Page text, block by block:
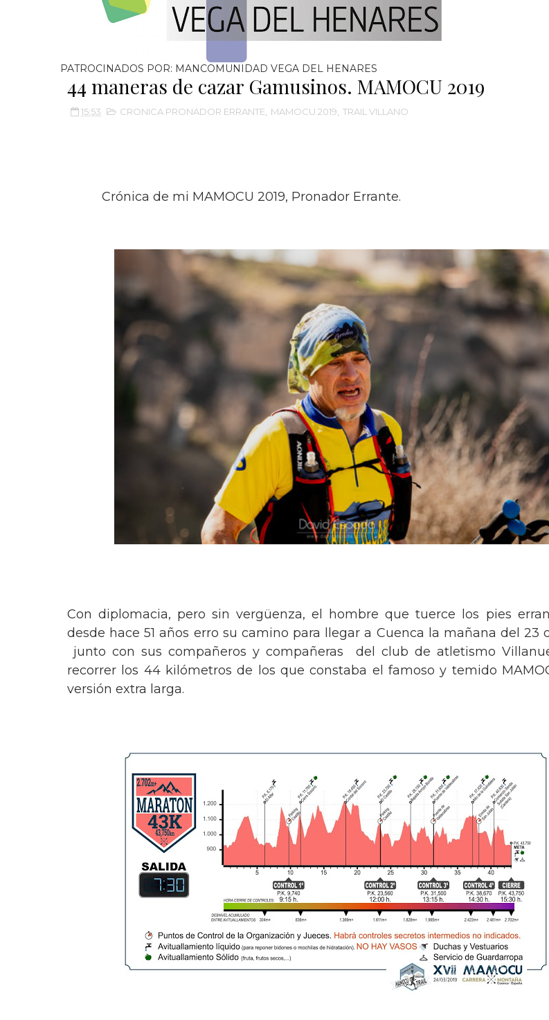
PATROCINADOS POR: MANCOMUNIDAD VEGA DEL HENARES
44 maneras de cazar Gamusinos. MAMOCU 2019
15:53 CRONICA PRONADOR ERRANTE MAMOCU 2019 TRAIL VILLANO
Crónica de mi MAMOCU 2019, Pronador Errante.
Con diplomacia, pero sin vergüenza, el hombre que tuerce los pies
desde hace 51 años erro su camino para llegar a Cuenca la mañana del 23
junto con sus compañeros y compañeras del club de atletismo
recorrer los 44 kilómetros de los que constaba el famoso y temido
versión extra larga.